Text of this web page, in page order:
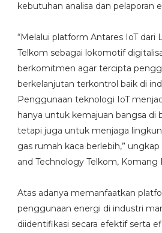
kebutuhan analisa dan pelaporan
“Melalui platform Antares IoT dari
Telkom sebagai lokomotif
berkomitmen agar tercipta
berkelanjutan terkontrol baik di
Penggunaan teknologi IoT
hanya untuk kemajuan bangsa di
tetapi juga untuk menjaga
gas rumah kaca berlebih,”
and Technology Telkom, Komang
Atas adanya memanfaatkan
penggunaan energi di industri
diidentifikasi secara efektif serta